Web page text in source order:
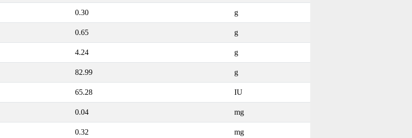
0.30 g
0.65 g
4.24 g
82.99 g
65.28 IU
0.04 mg
0.32 mg